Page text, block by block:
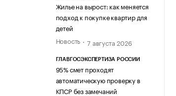
Жилье на вырост: как меняется
подход к покупке квартир для
детей
Новость
7 августа 2026
ГЛАВГОСЭКСПЕРТИЗА РОССИИ
95% смет проходят
автоматическую проверку в
КПСР без замечаний